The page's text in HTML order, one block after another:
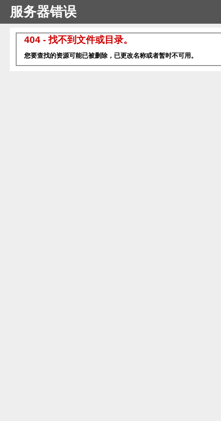
服务器错误
404 - 找不到文件或目录。
您要查找的资源可能已被删除，已更改名称或者暂时不可用。